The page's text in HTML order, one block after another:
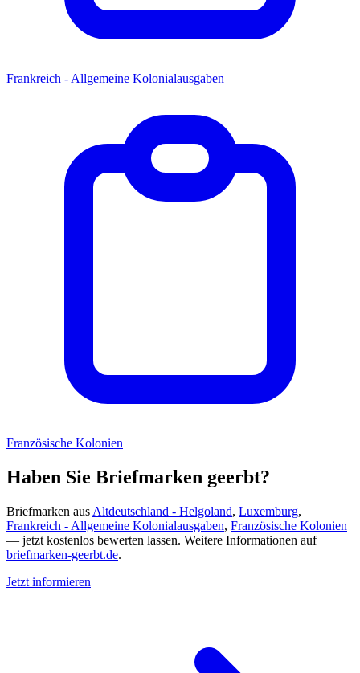
Frankreich - Allgemeine Kolonialausgaben
Französische Kolonien
Haben Sie Briefmarken geerbt?
Briefmarken aus Altdeutschland - Helgoland, Luxemburg,
Frankreich - Allgemeine Kolonialausgaben, Französische Kolonien
— jetzt kostenlos bewerten lassen. Weitere Informationen auf
briefmarken-geerbt.de.
Jetzt informieren